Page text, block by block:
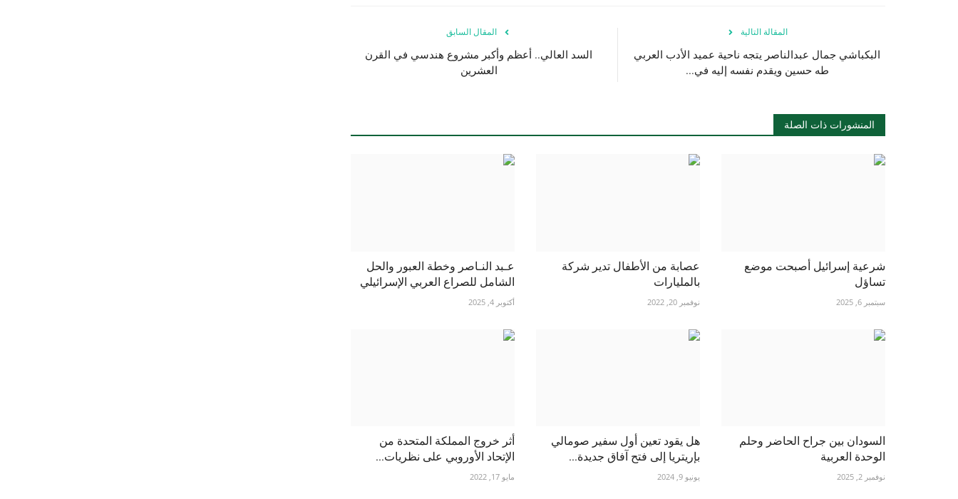
المقال السابق
السد العالي.. أعظم وأكبر مشروع هندسي في القرن
العشرين
المقالة التالية
البكباشي جمال عبدالناصر يتجه ناحية عميد الأدب العربي
طه حسين ويقدم نفسه إليه في...
المنشورات ذات الصلة
شرعية إسرائيل أصبحت موضع
تساؤل
سبتمبر 6, 2025
عصابة من الأطفال تدير شركة
بالمليارات
نوفمبر 20, 2022
عـبد النـاصر وخطة العبور والحل
الشامل للصراع العربي الإسرائيلي
أكتوبر 4, 2025
السودان بين جراح الحاضر وحلم
الوحدة العربية
نوفمبر 2, 2025
هل يقود تعين أول سفير صومالي
بإريتريا إلى فتح آفاق جديدة...
يونيو 9, 2024
أثر خروج المملكة المتحدة من
الإتحاد الأوروبي على نظريات...
مايو 17, 2022